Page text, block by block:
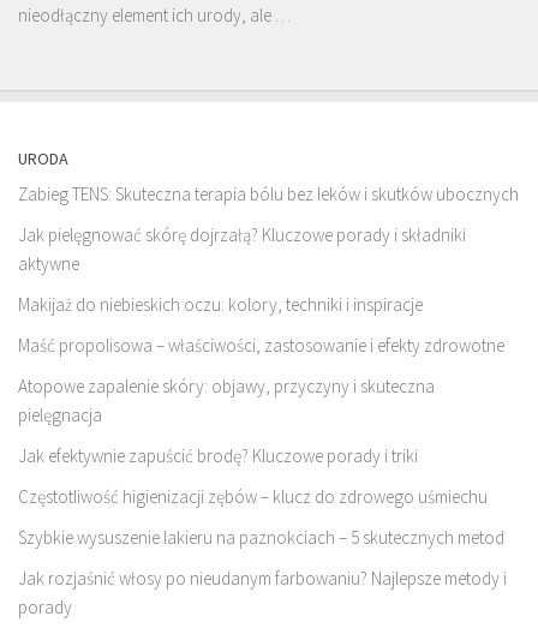
nieodłączny element ich urody, ale …
URODA
Zabieg TENS: Skuteczna terapia bólu bez leków i skutków ubocznych
Jak pielęgnować skórę dojrzałą? Kluczowe porady i składniki
aktywne
Makijaż do niebieskich oczu: kolory, techniki i inspiracje
Maść propolisowa – właściwości, zastosowanie i efekty zdrowotne
Atopowe zapalenie skóry: objawy, przyczyny i skuteczna
pielęgnacja
Jak efektywnie zapuścić brodę? Kluczowe porady i triki
Częstotliwość higienizacji zębów – klucz do zdrowego uśmiechu
Szybkie wysuszenie lakieru na paznokciach – 5 skutecznych metod
Jak rozjaśnić włosy po nieudanym farbowaniu? Najlepsze metody i
porady